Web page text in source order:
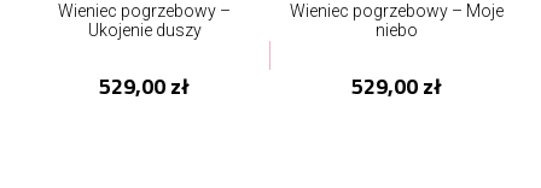
Wieniec pogrzebowy –
Ukojenie duszy
529,00 zł
Wieniec pogrzebowy – Moje
niebo
529,00 zł